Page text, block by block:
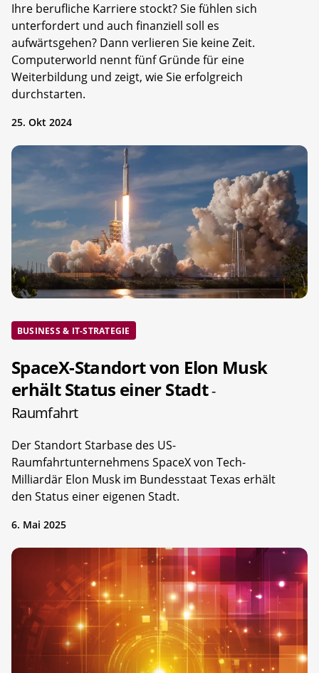
Ihre berufliche Karriere stockt? Sie fühlen sich
unterfordert und auch finanziell soll es
aufwärtsgehen? Dann verlieren Sie keine Zeit.
Computerworld nennt fünf Gründe für eine
Weiterbildung und zeigt, wie Sie erfolgreich
durchstarten.
25. Okt 2024
BUSINESS & IT-STRATEGIE
SpaceX-Standort von Elon Musk
erhält Status einer Stadt-
Raumfahrt
Der Standort Starbase des US-
Raumfahrtunternehmens SpaceX von Tech-
Milliardär Elon Musk im Bundesstaat Texas erhält
den Status einer eigenen Stadt.
6. Mai 2025